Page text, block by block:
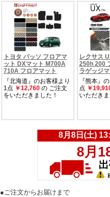
●ご注文からお届けまで